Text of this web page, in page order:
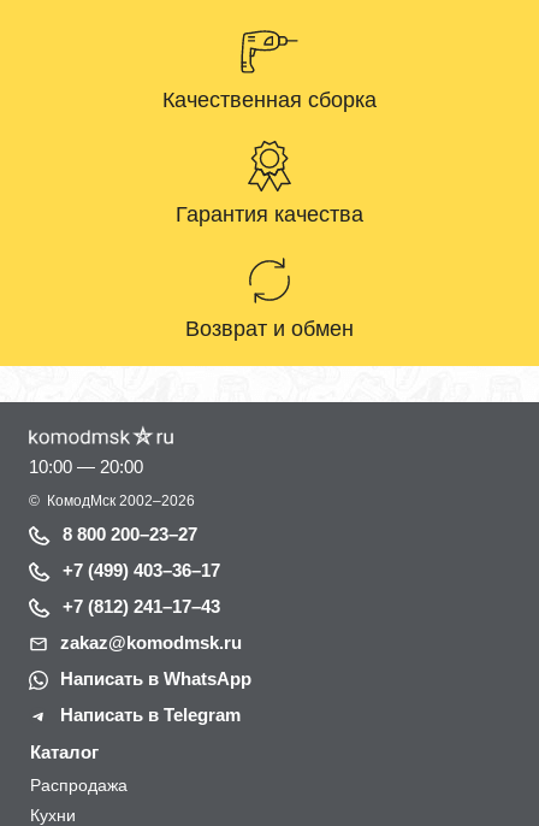
Качественная сборка
Гарантия качества
Возврат и обмен
10:00 — 20:00
© КомодМск 2002–2026
8 800 200–23–27
+7 (499) 403–36–17
+7 (812) 241–17–43
zakaz@komodmsk.ru
Написать в WhatsApp
Написать в Telegram
Каталог
Распродажа
Кухни